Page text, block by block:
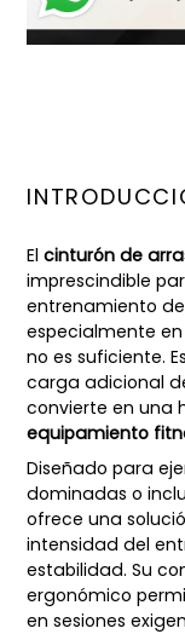
El cinturón de
imprescindible
entrenamiento
especialmente
no es suficiente.
carga adicional
convierte en una
equipamiento
Diseñado para
dominadas o
ofrece una
intensidad del
estabilidad. Su
ergonómico
en sesiones